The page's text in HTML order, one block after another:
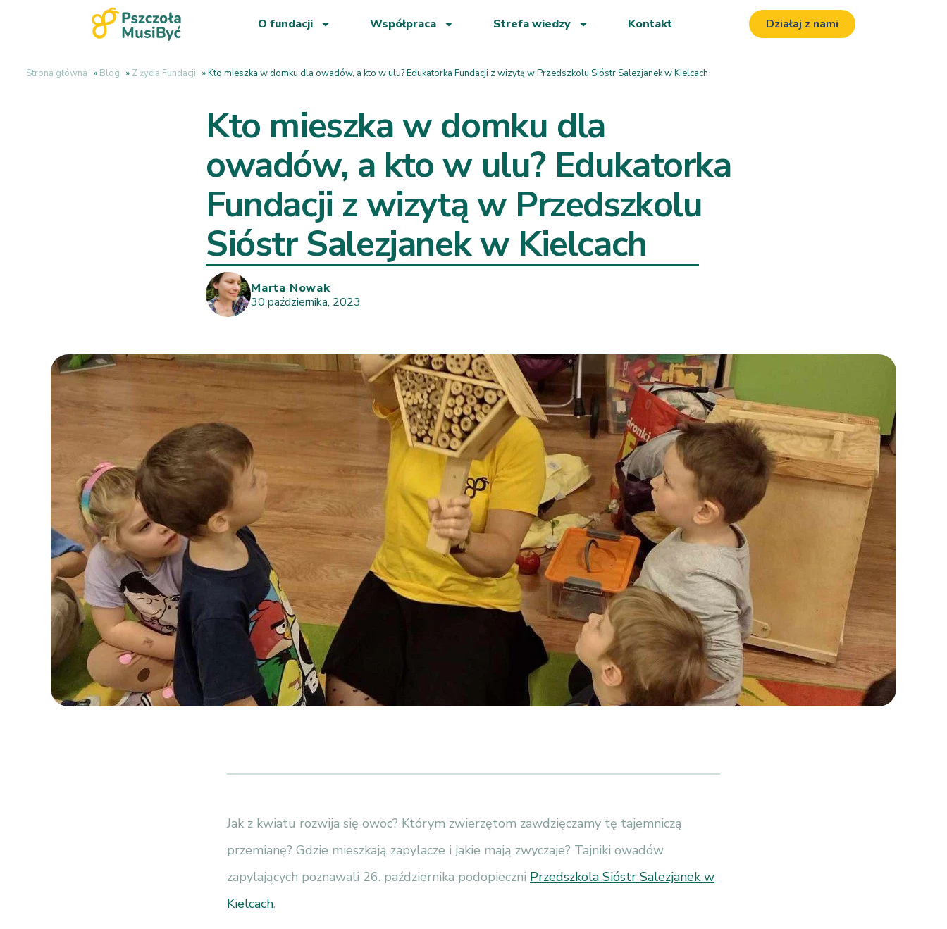
O fundacji Współpraca Strefa wiedzy Kontakt Działaj z nami
Strona główna » Blog » Z życia Fundacji »Kto mieszka w domku dla owadów, a kto w ulu? Edukatorka Fundacji z wizytą w Przedszkolu Sióstr Salezjanek w Kielcach
Kto mieszka w domku dla
owadów, a kto w ulu? Edukatorka
Fundacji z wizytą w Przedszkolu
Sióstr Salezjanek w Kielcach
Marta Nowak
30 października, 2023
Jak z kwiatu rozwija się owoc? Którym zwierzętom zawdzięczamy tę tajemniczą
przemianę? Gdzie mieszkają zapylacze i jakie mają zwyczaje? Tajniki owadów
zapylających poznawali 26. października podopieczni Przedszkola Sióstr Salezjanek w
Kielcach.